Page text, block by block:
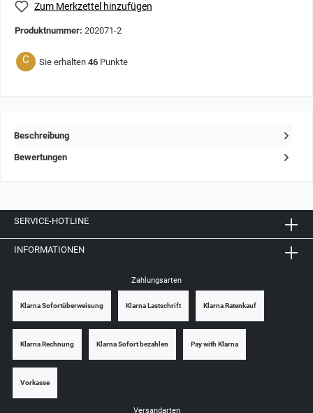
Zum Merkzettel hinzufügen
Produktnummer: 202071-2
C Sie erhalten 46 Punkte
Beschreibung
Bewertungen
SERVICE-HOTLINE
INFORMATIONEN
Zahlungsarten
Klarna Sofortüberweisung Klarna Lastschrift Klarna Ratenkauf
Klarna Rechnung Klarna Sofort bezahlen Pay with Klarna
Vorkasse
Versandarten